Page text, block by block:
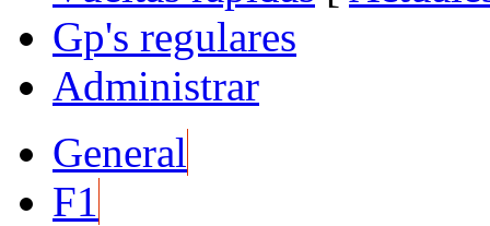
Gp's regulares
Administrar
General
F1